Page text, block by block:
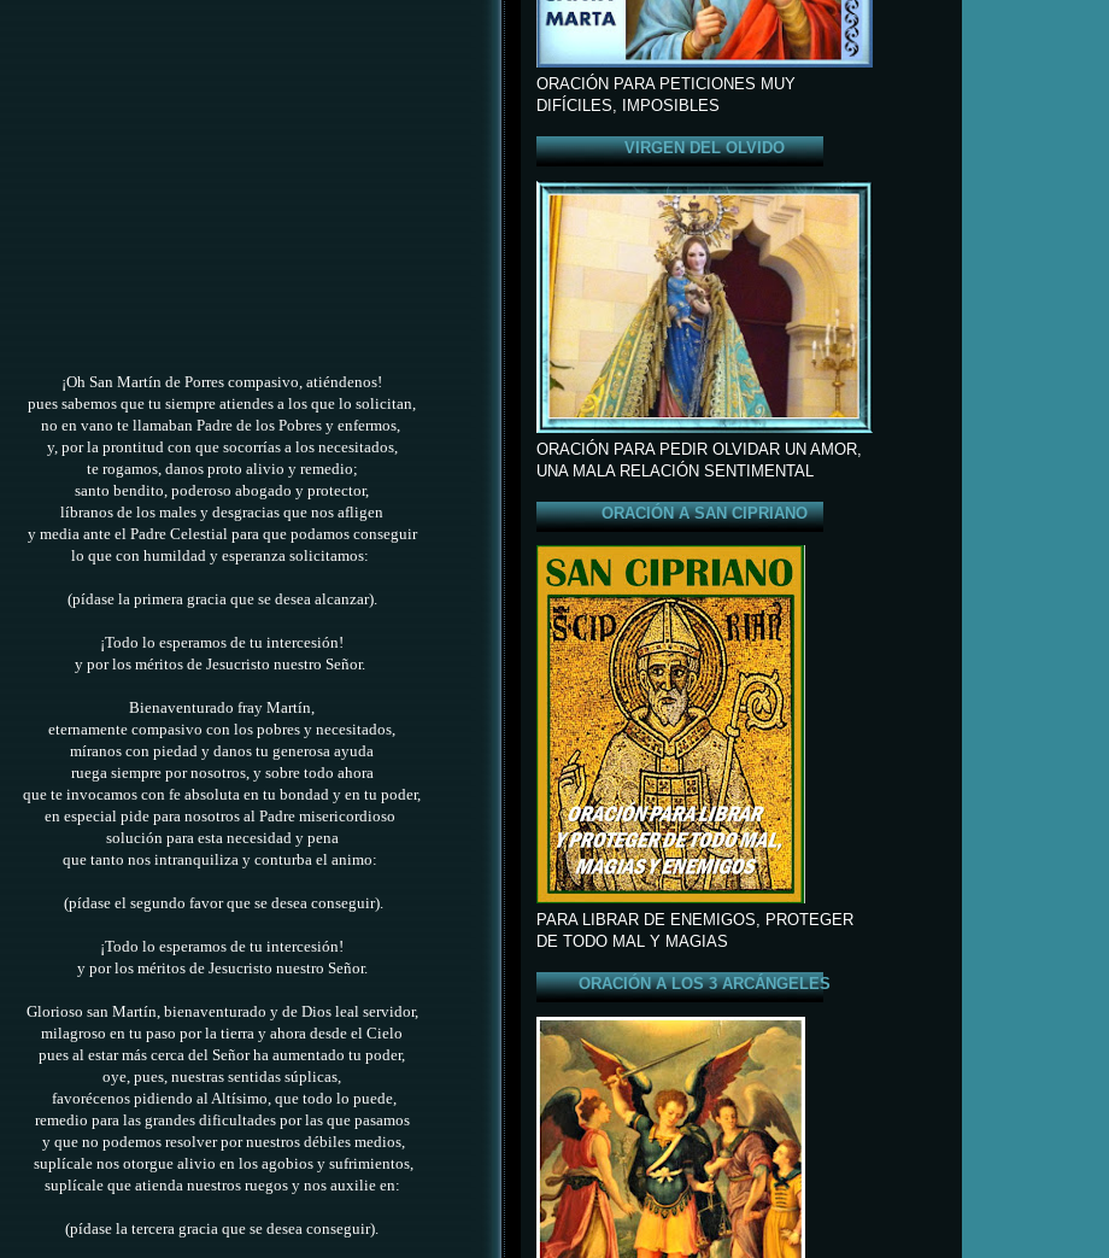
¡Oh San Martín de Porres compasivo, atiéndenos!
pues sabemos que tu siempre atiendes a los que lo solicitan,
no en vano te llamaban Padre de los Pobres y enfermos,
y, por la prontitud con que socorrías a los necesitados,
te rogamos, danos proto alivio y remedio;
santo bendito, poderoso abogado y protector,
líbranos de los males y desgracias que nos afligen
y media ante el Padre Celestial para que podamos conseguir
lo que con humildad y esperanza solicitamos:
(pídase la primera gracia que se desea alcanzar).
¡Todo lo esperamos de tu intercesión!
y por los méritos de Jesucristo nuestro Señor.
Bienaventurado fray Martín,
eternamente compasivo con los pobres y necesitados,
míranos con piedad y danos tu generosa ayuda
ruega siempre por nosotros, y sobre todo ahora
que te invocamos con fe absoluta en tu bondad y en tu poder,
en especial pide para nosotros al Padre misericordioso
solución paraesta necesidad y pena
que tanto nos intranquiliza y conturba el animo:
(pídase el segundo favor que se desea conseguir).
¡Todo lo esperamos de tu intercesión!
y por los méritos de Jesucristo nuestro Señor.
Glorioso san Martín, bienaventurado y de Dios leal servidor,
milagroso en tu paso por la tierra y ahora desde el Cielo
pues al estar más cerca del Señor ha aumentado tu poder,
oye, pues, nuestras sentidas súplicas,
favorécenos pidiendo al Altísimo, que todo lo puede,
remedio para lasgrandes dificultades por las que pasamos
y que no podemos resolver por nuestros débiles medios,
suplícale nos otorgue alivio en los agobios y sufrimientos,
suplícale que atienda nuestros ruegos y nos auxilie en:
(pídase la tercera gracia que se desea conseguir).
ORACIÓN PARA PETICIONES MUY
DIFÍCILES, IMPOSIBLES
VIRGEN DEL OLVIDO
ORACIÓN PARA PEDIR OLVIDAR UN AMOR,
UNA MALA RELACIÓN SENTIMENTAL
ORACIÓN A SAN CIPRIANO
PARA LIBRAR DE ENEMIGOS, PROTEGER
DE TODO MAL Y MAGIAS
ORACIÓN A LOS 3 ARCÁNGELES